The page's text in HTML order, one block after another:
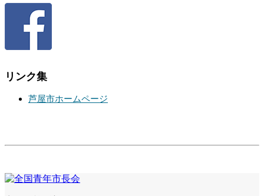
リンク集
芦屋市ホームページ